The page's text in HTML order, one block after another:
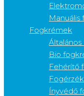
Fogkrémek
Bio
Fehérítő
Ínyvédő